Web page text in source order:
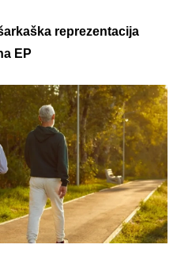
reprezentacija
EP